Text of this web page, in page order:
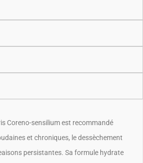
Coreno-sensilium est recommandé
et chroniques, le dessèchement
persistantes. Sa formule hydrate